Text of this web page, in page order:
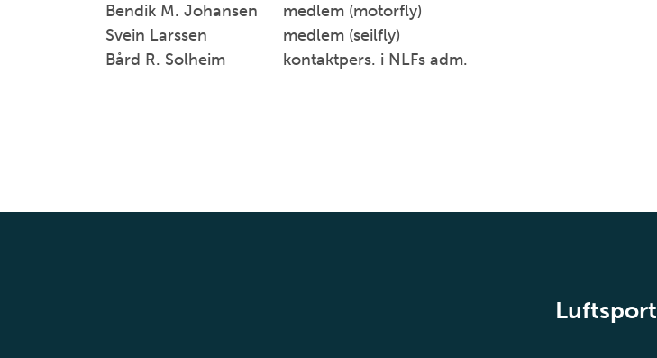
Bendik M. Johansen
medlem (motorfly)
Svein Larssen
medlem (seilfly)
Bård R. Solheim
kontaktpers. i NLFs adm.
Luftsport